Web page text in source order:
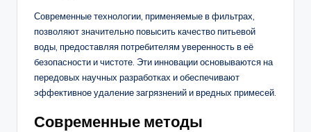
Современные технологии, применяемые в фильтрах,
позволяют значительно повысить качество питьевой
воды, предоставляя потребителям уверенность в её
безопасности и чистоте. Эти инновации основываются на
передовых научных разработках и обеспечивают
эффективное удаление загрязнений и вредных примесей.
Современные методы